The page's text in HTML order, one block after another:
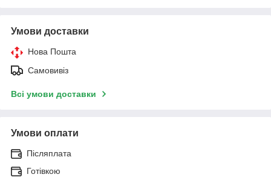
Умови доставки
Нова Пошта
Самовивіз
Всі умови доставки
Умови оплати
Післяплата
Готівкою